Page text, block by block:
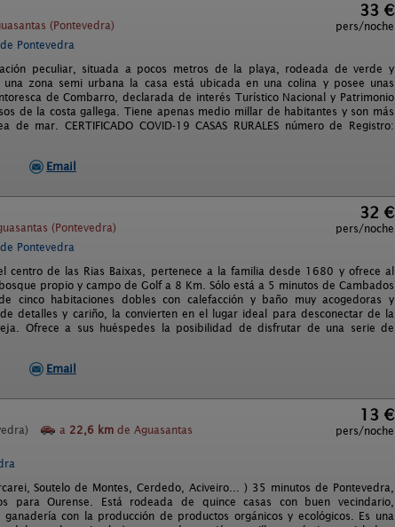
(Pontevedra)
33 €
pers/noche
Pontevedra
peculiar, situada a pocos metros de la playa, rodeada de verde y
zona semi urbana la casa está ubicada en una colina y posee unas
de Combarro, declarada de interés Turístico Nacional y Patrimonio
de la costa gallega. Tiene apenas medio millar de habitantes y son más
mar. CERTIFICADO COVID-19 CASAS RURALES número de Registro:
Email
(Pontevedra)
32 €
pers/noche
Pontevedra
centro de las Rias Baixas, pertenece a la familia desde 1680 y ofrece al
propio y campo de Golf a 8 Km. Sólo está a 5 minutos de Cambados
habitaciones dobles con calefacción y baño muy acogedoras y
detalles y cariño, la convierten en el lugar ideal para desconectar de la
Ofrece a sus huéspedes la posibilidad de disfrutar de una serie de
Email
a 22,6 km de Aguasantas
13 €
pers/noche
Soutelo de Montes, Cerdedo, Aciveiro... ) 35 minutos de Pontevedra,
para Ourense. Está rodeada de quince casas con buen vecindario,
con la producción de productos orgánicos y ecológicos. Es una